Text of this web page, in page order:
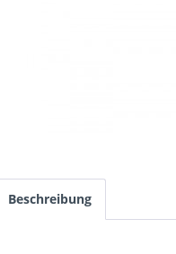
Beschreibung